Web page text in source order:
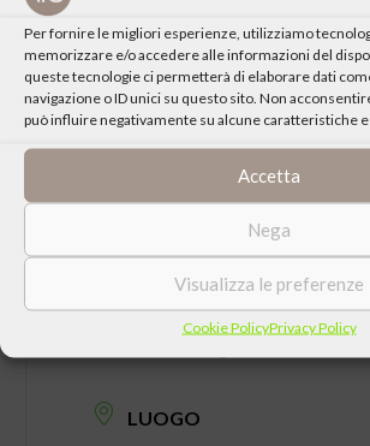
Per fornire le migliori esperienze, utilizziamo
memorizzare e/o accedere alle informazioni del
queste tecnologie ci permetterà di elaborare dati
navigazione o ID unici su questo sito. Non
può influire negativamente su alcune caratteristiche e
Accetta
Nega
Visualizza le preferenze
Cookie PolicyPrivacy Policy
LUOGO